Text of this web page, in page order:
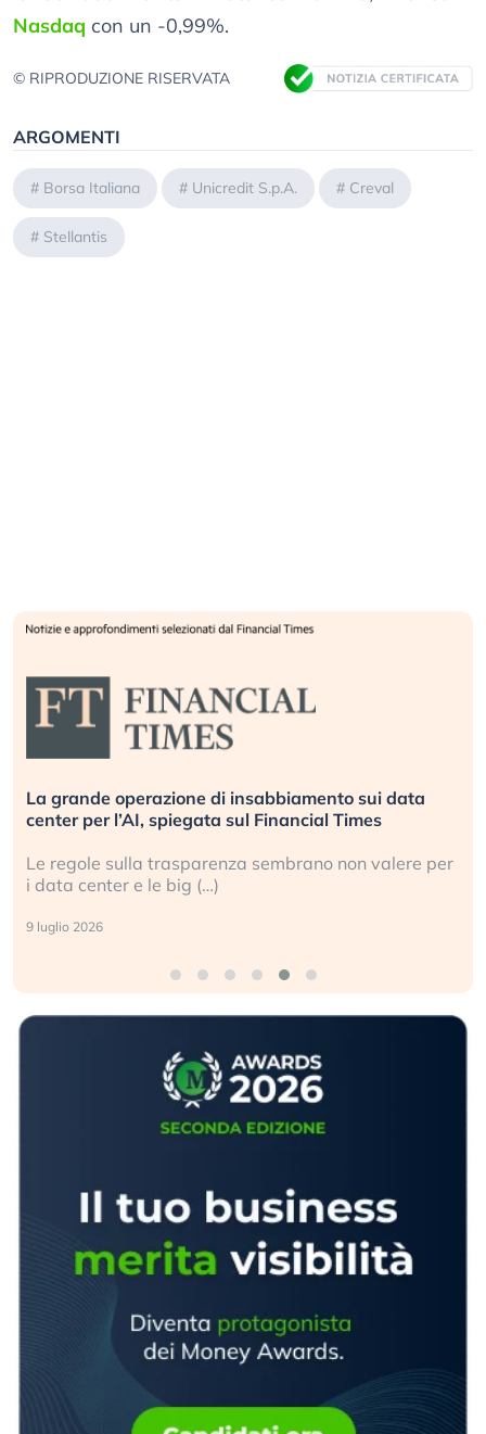
Nasdaq con un -0,99%.
© RIPRODUZIONE RISERVATA
ARGOMENTI
# Borsa Italiana # Unicredit S.p.A. # Creval
# Stellantis
Bending Spoons non basta. Perché la tecnologia
europea non riesce a scalare?
Perché gli americani e i cinesi ci stanno superando in
ogni campo (…)
2 luglio 2026